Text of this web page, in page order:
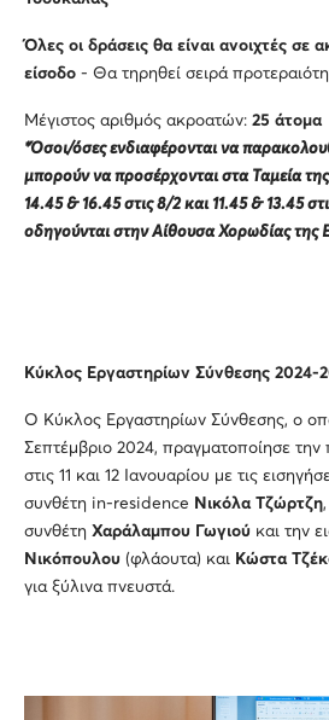
Όλες οι δράσεις θα είναι ανοιχτές σε
είσοδο - Θα τηρηθεί σειρά
Μέγιστος αριθμός ακροατών: 25 άτομα
*Όσοι/όσες ενδιαφέρονται να
μπορούν να προσέρχονται στα Ταμεία
14.45 & 16.45 στις 8/2 και 11.45 & 13.45
οδηγούνται στην Αίθουσα Χορωδίας της
Κύκλος Εργαστηρίων Σύνθεσης 2024-
Ο Κύκλος Εργαστηρίων Σύνθεσης, ο
Σεπτέμβριο 2024, πραγματοποίησε
στις 11 και 12 Ιανουαρίου με τις
συνθέτη in-residence Νικόλα Τζώρτζη
συνθέτη Χαράλαμπου Γωγιού και την
Νικόπουλου (φλάουτα) και Κώστα
για ξύλινα πνευστά.